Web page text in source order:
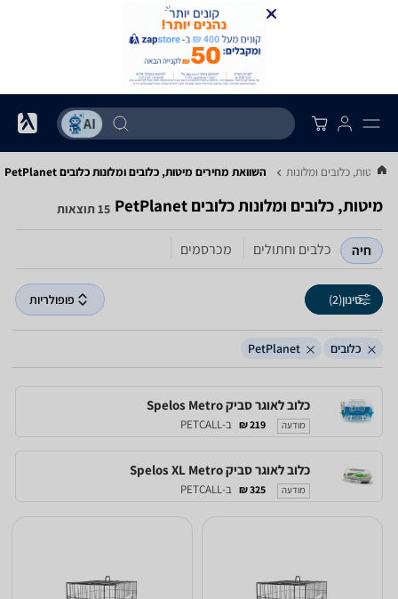
מיטות, כלובים ומלונות השוואת מחירים מיטות, כלובים ומלונות ‏כלובים ‏PetPlanet
מיטות, כלובים ומלונות ‏כלובים ‏PetPlanet 15 תוצאות
חיה כלבים וחתולים מכרסמים
סינון(2) פופולריות
כלובים PetPlanet
כלוב לאוגר סביק Spelos Metro
מודעה 219 ₪ ב-PETCALL
כלוב לאוגר סביק Spelos XL Metro
מודעה 325 ₪ ב-PETCALL